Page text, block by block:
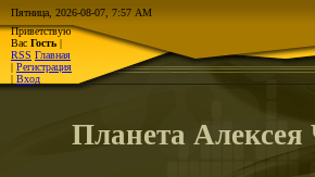
Пятница, 2026-08-07, 7:57 AM
Приветствую
Вас Гость |
RSS Главная
| Регистрация
| Вход
Планета